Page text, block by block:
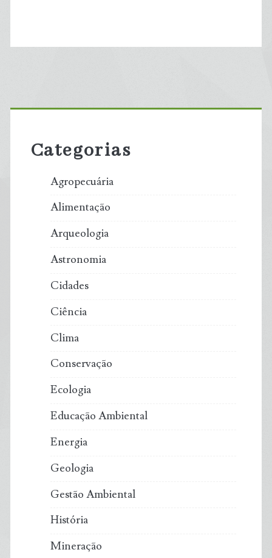
Primary
Sidebar
Categorias
Agropecuária
Alimentação
Arqueologia
Astronomia
Cidades
Ciência
Clima
Conservação
Ecologia
Educação Ambiental
Energia
Geologia
Gestão Ambiental
História
Mineração